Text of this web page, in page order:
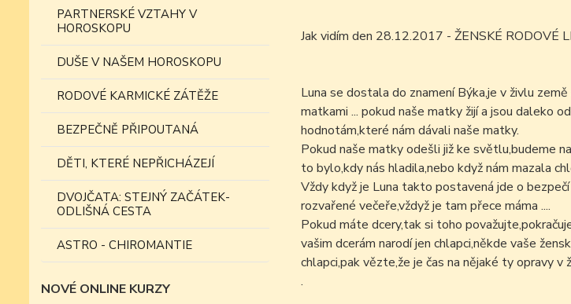
PARTNERSKÉ VZTAHY V
HOROSKOPU
DUŠE V NAŠEM HOROSKOPU
RODOVÉ KARMICKÉ ZÁTĚŽE
BEZPEČNĚ PŘIPOUTANÁ
DĚTI, KTERÉ NEPŘICHÁZEJÍ
DVOJČATA: STEJNÝ ZAČÁTEK-
ODLIŠNÁ CESTA
ASTRO - CHIROMANTIE
NOVÉ ONLINE KURZY
Jak vidím den 28.12.2017 - ŽENSKÉ RODOVÉ
Luna se dostala do znamení Býka,je v živlu
matkami ... pokud naše matky žijí a jsou daleko
hodnotám,které nám dávali naše matky.
Pokud naše matky odešli již ke světlu,budeme
to bylo,kdy nás hladila,nebo když nám mazala
Vždy když je Luna takto postavená jde o
rozvařené večeře,vždyž je tam přece máma ....
Pokud máte dcery,tak si toho
vašim dcerám narodí jen chlapci,někde vaše
chlapci,pak vězte,že je čas na nějaké ty opravy v
.